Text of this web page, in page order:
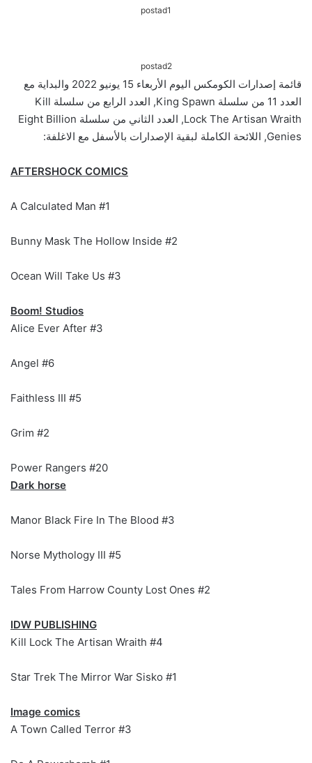
postad1
postad2
قائمة إصدارات الكومكس اليوم الأربعاء 15 يونيو 2022 والبداية مع
العدد 11 من سلسلة King Spawn, العدد الرابع من سلسلة Kill
Lock The Artisan Wraith, العدد الثاني من سلسلة Eight Billion
Genies, اللائحة الكاملة لبقية الإصدارات بالأسفل مع الاغلفة:
AFTERSHOCK COMICS
A Calculated Man #1
Bunny Mask The Hollow Inside #2
Ocean Will Take Us #3
Boom! Studios
Alice Ever After #3
Angel #6
Faithless III #5
Grim #2
Power Rangers #20
Dark horse
Manor Black Fire In The Blood #3
Norse Mythology III #5
Tales From Harrow County Lost Ones #2
IDW PUBLISHING
Kill Lock The Artisan Wraith #4
Star Trek The Mirror War Sisko #1
Image comics
A Town Called Terror #3